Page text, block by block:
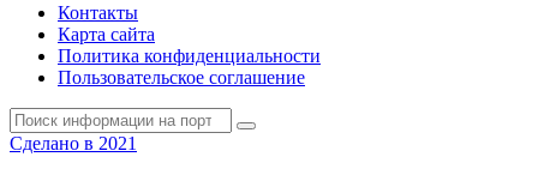
Контакты
Карта сайта
Политика конфиденциальности
Пользовательское соглашение
Сделано в 2021